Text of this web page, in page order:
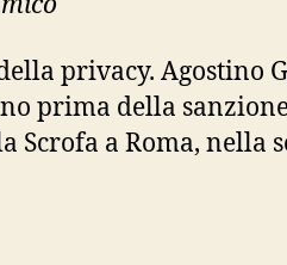
privacy. Agostino
prima della
Scrofa a Roma, nella